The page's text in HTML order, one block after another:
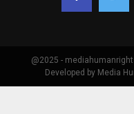
@2025 -
Developed by Media